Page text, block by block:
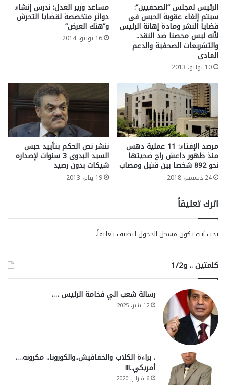
الرئيس لمجلس “الصحفيين”:
سيتم إلغاء عقوبة الحبس فى
قضايا النشر ومادة إهانة الرئيس
لأنه ليس محصنا ضد النقد..
والتشريعات الصحفية والدعم
المادى
10 يوليو، 2013
مساعد وزير العدل: ندرس إنشاء
دوائر متخصصة لقضايا التحرش
و”هتك العرض”
16 يونيو، 2014
مرصد الإفتاء: 11 عملية دهس
منذ ظهور داعش راح ضحيتها
نحو 892 شخصا بين قتيل ومصاب
24 ديسمبر، 2018
ننشر نص الحكم بتأييد حبس
السيد البدوى 3 سنوات لإصداره
شيكات بدون رصيد
19 يناير، 2013
اترك تعليقاً
يجب أنت تكون مسجل الدخول لتضيف تعليقاً.
كلمتين .. و1/2
رسالة شعب الي فخامة الرئيس ….
12 يناير، 2025
. براءة الكلاب والخفافيش..والكورونا.. مكرونه….
أمريكي..!!!
6 فبراير، 2020